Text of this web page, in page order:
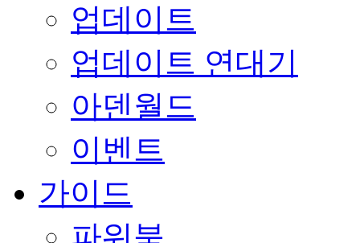
업데이트
업데이트 연대기
아덴월드
이벤트
가이드
파워북